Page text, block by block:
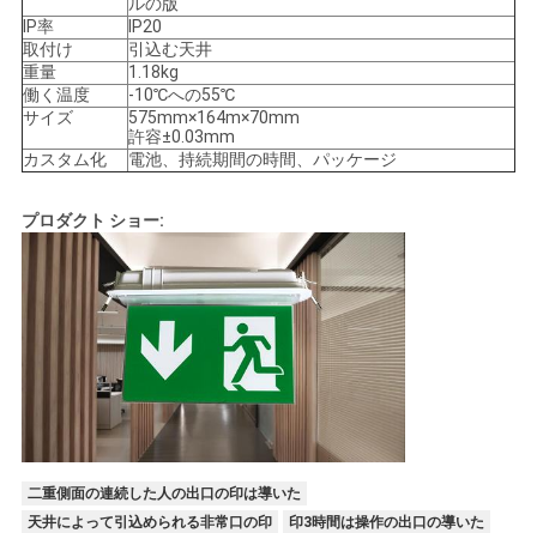
地
図
プ
ラ
イ
規
約
ルの版
IP率
IP20
取付け
引込む天井
重量
1.18kg
働く温度
-10℃への55℃
サイズ
575mm×164m×70mm
許容±0.03mm
カスタム化
電池、持続期間の時間、パッケージ
プロダクト ショー:
二重側面の連続した人の出口の印は導いた
天井によって引込められる非常口の印
印3時間は操作の出口の導いた